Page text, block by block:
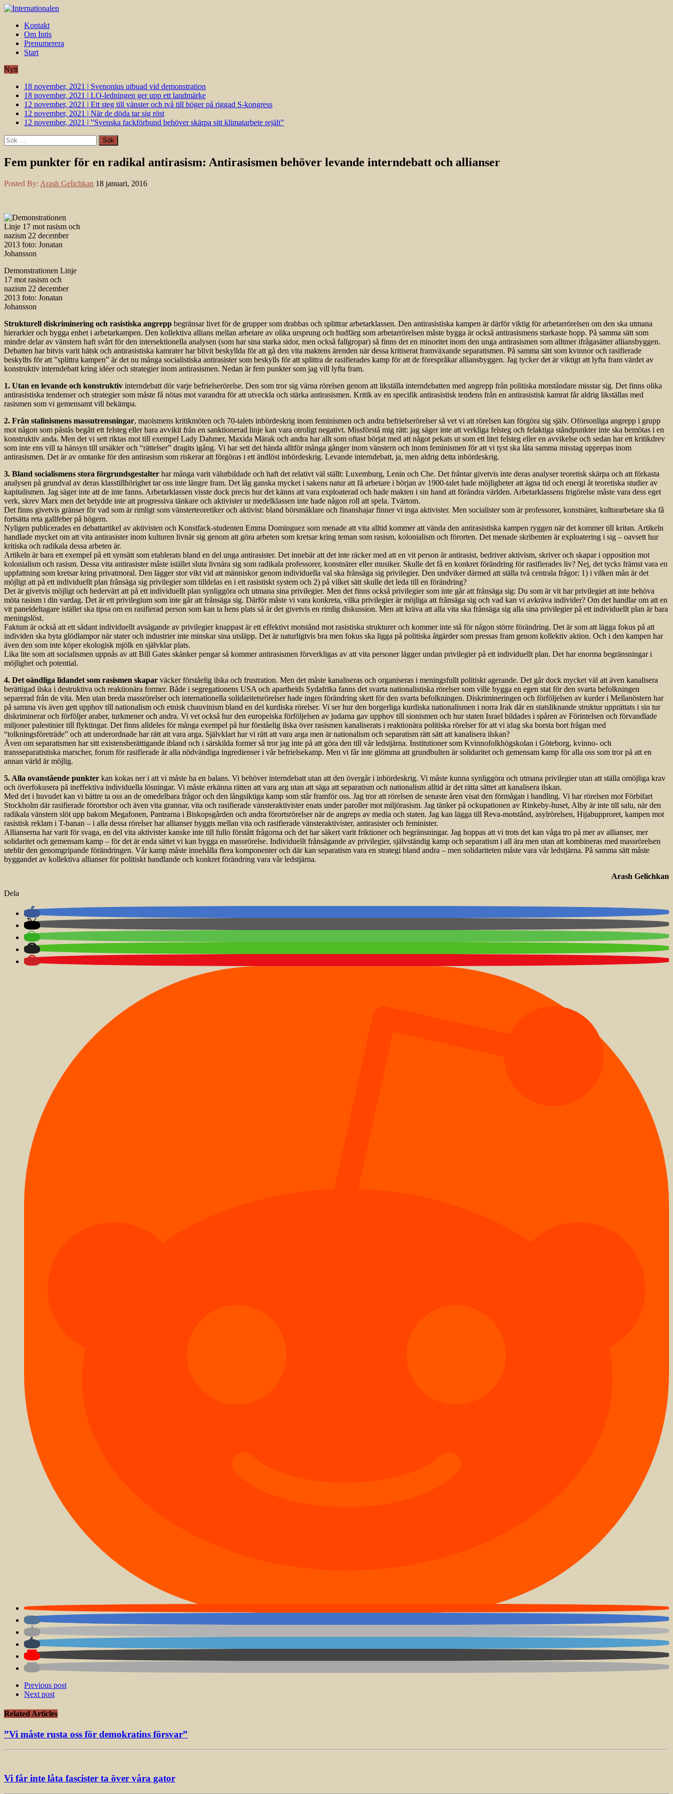
Kontakt
Om Intis
Prenumerera
Start
Nytt
18 november, 2021 | Svenonius utbuad vid demonstration
18 november, 2021 | LO-ledningen ger upp ett landmärke
12 november, 2021 | Ett steg till vänster och två till höger på riggad S-kongress
12 november, 2021 | När de döda tar sig röst
12 november, 2021 | ”Svenska fackförbund behöver skärpa sitt klimatarbete rejält”
Sök
efter:
Fem punkter för en radikal antirasism: Antirasismen behöver levande interndebatt och allianser
Posted By: Arash Gelichkan 18 januari, 2016
Demonstrationen Linje
17 mot rasism och
nazism 22 december
2013 foto: Jonatan
Johansson
Strukturell diskriminering och rasistiska angrepp begränsar livet för de grupper som drabbas och splittrar arbetarklassen. Den antirasistiska kampen är därför viktig för arbetarrörelsen om den ska utmana
hierarkier och bygga enhet i arbetarkampen. Den kollektiva allians mellan arbetare av olika ursprung och hudfärg som arbetarrörelsen måste bygga är också antirasismens starkaste hopp. På samma sätt som
mindre delar av vänstern haft svårt för den intersektionella analysen (som har sina starka sidor, men också fallgropar) så finns det en minoritet inom den unga antirasismen som alltmer ifrågasätter alliansbyggen.
Debatten har bitvis varit hätsk och antirasistiska kamrater har blivit beskyllda för att gå den vita maktens ärenden när dessa kritiserat framväxande separatismen. På samma sätt som kvinnor och rasifierade
beskyllts för att ”splittra kampen” är det nu många socialistiska antirasister som beskylls för att splittra de rasifierades kamp för att de förespråkar alliansbyggen. Jag tycker det är viktigt att lyfta fram värdet av
konstruktiv interndebatt kring idéer och strategier inom antirasismen. Nedan är fem punkter som jag vill lyfta fram.
1. Utan en levande och konstruktiv interndebatt dör varje befrielserörelse. Den som tror sig värna rörelsen genom att likställa interndebatten med angrepp från politiska motståndare misstar sig. Det finns olika
antirasistiska tendenser och strategier som måste få nötas mot varandra för att utveckla och stärka antirasismen. Kritik av en specifik antirasistisk tendens från en antirasistisk kamrat får aldrig likställas med
rasismen som vi gemensamt vill bekämpa.
2. Från stalinismens massutrensningar, maoismens kritikmöten och 70-talets inbördeskrig inom feminismen och andra befrielserörelser så vet vi att rörelsen kan förgöra sig själv. Oförsonliga angrepp i grupp
mot någon som påstås begått ett felsteg eller bara avvikit från en sanktionerad linje kan vara otroligt negativt. Missförstå mig rätt: jag säger inte att verkliga felsteg och felaktiga ståndpunkter inte ska bemötas i en
konstruktiv anda. Men det vi sett riktas mot till exempel Lady Dahmer, Maxida Märak och andra har allt som oftast börjat med att något pekats ut som ett litet felsteg eller en avvikelse och sedan har ett kritikdrev
som inte ens vill ta hänsyn till ursäkter och “rättelser” dragits igång. Vi har sett det hända alltför många gånger inom vänstern och inom feminismen för att vi tyst ska låta samma misstag upprepas inom
antirasismen. Det är av omtanke för den antirasism som riskerar att förgöras i ett ändlöst inbördeskrig. Levande interndebatt, ja, men aldrig detta inbördeskrig.
3. Bland socialismens stora förgrundsgestalter har många varit välutbildade och haft det relativt väl ställt: Luxemburg, Lenin och Che. Det fråntar givetvis inte deras analyser teoretisk skärpa och att förkasta
analysen på grundval av deras klasstillhörighet tar oss inte längre fram. Det låg ganska mycket i sakens natur att få arbetare i början av 1900-talet hade möjligheter att ägna tid och energi åt teoretiska studier av
kapitalismen. Jag säger inte att de inte fanns. Arbetarklassen visste dock precis hur det känns att vara exploaterad och hade makten i sin hand att förändra världen. Arbetarklassens frigörelse måste vara dess eget
verk, skrev Marx men det betydde inte att progressiva tänkare och aktivister ur medelklassen inte hade någon roll att spela. Tvärtom.
Det finns givetvis gränser för vad som är rimligt som vänsterteoretiker och aktivist: bland börsmäklare och finanshajar finner vi inga aktivister. Men socialister som är professorer, konstnärer, kulturarbetare ska få
fortsätta reta gallfeber på högern.
Nyligen publicerades en debattartikel av aktivisten och Konstfack-studenten Emma Dominguez som menade att vita alltid kommer att vända den antirasistiska kampen ryggen när det kommer till kritan. Artikeln
handlade mycket om att vita antirasister inom kulturen livnär sig genom att göra arbeten som kretsar kring teman som rasism, kolonialism och förorten. Det menade skribenten är exploatering i sig – oavsett hur
kritiska och radikala dessa arbeten är.
Artikeln är bara ett exempel på ett synsätt som etablerats bland en del unga antirasister. Det innebär att det inte räcker med att en vit person är antirasist, bedriver aktivism, skriver och skapar i opposition mot
kolonialism och rasism. Dessa vita antirasister måste istället sluta livnära sig som radikala professorer, konstnärer eller musiker. Skulle det få en konkret förändring för rasifierades liv? Nej, det tycks främst vara en
uppfattning som kretsar kring privatmoral. Den lägger stor vikt vid att människor genom individuella val ska frånsäga sig privilegier. Den undviker därmed att ställa två centrala frågor; 1) i vilken mån är det
möjligt att på ett individuellt plan frånsäga sig privilegier som tilldelas en i ett rasistiskt system och 2) på vilket sätt skulle det leda till en förändring?
Det är givetvis möjligt och hedervärt att på ett individuellt plan synliggöra och utmana sina privilegier. Men det finns också privilegier som inte går att frånsäga sig: Du som är vit har privilegiet att inte behöva
möta rasism i din vardag. Det är ett privilegium som inte går att frånsäga sig. Därför måste vi vara konkreta, vilka privilegier är möjliga att frånsäga sig och vad kan vi avkräva individer? Om det handlar om att en
vit paneldeltagare istället ska tipsa om en rasifierad person som kan ta hens plats så är det givetvis en rimlig diskussion. Men att kräva att alla vita ska frånsäga sig alla sina privilegier på ett individuellt plan är bara
meningslöst.
Faktum är också att ett sådant individuellt avsägande av privilegier knappast är ett effektivt motstånd mot rasistiska strukturer och kommer inte stå för någon större förändring. Det är som att lägga fokus på att
individen ska byta glödlampor när stater och industrier inte minskar sina utsläpp. Det är naturligtvis bra men fokus ska ligga på politiska åtgärder som pressas fram genom kollektiv aktion. Och i den kampen har
även den som inte köper ekologisk mjölk en självklar plats.
Lika lite som att socialismen uppnås av att Bill Gates skänker pengar så kommer antirasismen förverkligas av att vita personer lägger undan privilegier på ett indi­viduellt plan. Det har enorma begräns­ningar i
möjlighet och potential.
4. Det oändliga lidandet som rasismen skapar väcker förståelig ilska och frustration. Men det måste kanaliseras och organiseras i meningsfullt politiskt agerande. Det går dock mycket väl att även kanalisera
berättigad ilska i destruktiva och reaktionära former. Både i segregationens USA och apartheids Sydafrika fanns det svarta nationalistiska rörelser som ville bygga en egen stat för den svarta befolkningen
separerad från de vita. Men utan breda massrörelser och internationella solidaritetsrörelser hade ingen förändring skett för den svarta befolkningen. Diskrimineringen och förföljelsen av kurder i Mellanöstern har
på samma vis även gett upphov till nationalism och etnisk chauvinism bland en del kurdiska rörelser. Vi ser hur den borgerliga kurdiska nationalismen i norra Irak där en statsliknande struktur upprättats i sin tur
diskriminerar och förföljer araber, turkmener och andra. Vi vet också hur den europeiska förföljelsen av judarna gav upphov till sionismen och hur staten Israel bildades i spåren av Förintelsen och förvandlade
miljoner palestinier till flyktingar. Det finns alldeles för många exempel på hur förståelig ilska över rasismen kanaliserats i reaktionära politiska rörelser för att vi idag ska borsta bort frågan med
“tolkningsföreträde” och att underordnade har rätt att vara arga. Självklart har vi rätt att vara arga men är nationalism och separatism rätt sätt att kanalisera ilskan?
Även om separatismen har sitt existensberättigande ibland och i särskilda former så tror jag inte på att göra den till vår ledstjärna. Institutioner som Kvinno­folkhögskolan i Göteborg, kvinno- och
transseparatistiska marscher, forum för rasifierade är alla nödvändiga ingredienser i vår befrielsekamp. Men vi får inte glömma att grundbulten är solidaritet och gemensam kamp för alla oss som tror på att en
annan värld är möjlig.
5. Alla ovanstående punkter kan kokas ner i att vi måste ha en balans. Vi behöver interndebatt utan att den övergår i inbördeskrig. Vi måste kunna synliggöra och utmana privilegier utan att ställa omöjliga krav
och överfokusera på ineffektiva individuella lösningar. Vi måste erkänna rätten att vara arg utan att säga att separatism och nationalism alltid är det rätta sättet att kanalisera ilskan.
Med det i huvudet kan vi bättre ta oss an de omedelbara frågor och den långsiktiga kamp som står framför oss. Jag tror att rörelsen de senaste åren visat den förmågan i handling. Vi har rörelsen mot Förbifart
Stockholm där rasifierade förortsbor och även vita grannar, vita och rasifierade vänsteraktivister enats under paroller mot miljörasism. Jag tänker på ockupationen av Rinkeby-huset, Alby är inte till salu, när den
radikala vänstern slöt upp bakom Megafonen, Pantrarna i Biskopsgården och andra förortsrörelser när de angreps av media och staten. Jag kan lägga till Reva-motstånd, asylrörelsen, Hijabupproret, kampen mot
rasistisk reklam i T-banan – i alla dessa rörelser har allianser byggts mellan vita och rasifierade vänsteraktivister, antirasister och feminister.
Allianserna har varit för svaga, en del vita aktivister kanske inte till fullo förstått frågorna och det har säkert varit friktioner och begränsningar. Jag hoppas att vi trots det kan våga tro på mer av allianser, mer
solidaritet och gemensam kamp – för det är enda sättet vi kan bygga en massrörelse. Individuellt frånsägande av privilegier, självständig kamp och separatism i all ära men utan att kombineras med massrörelsen
uteblir den genomgripande förändringen. Vår kamp måste innehålla flera komponenter och där kan separatism vara en strategi bland andra – men solidariteten måste vara vår ledstjärna. På samma sätt måste
byggandet av kollektiva allianser för politiskt handlande och konkret förändring vara vår ledstjärna.
Arash Gelichkan
Dela
Previous post
Next post
Related Articles
”Vi måste rusta oss för demokratins försvar”
Vi får inte låta fascister ta över våra gator